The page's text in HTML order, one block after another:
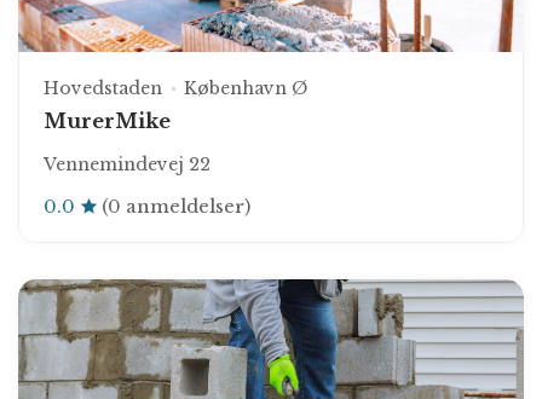
Hovedstaden København Ø
MurerMike
Vennemindevej 22
0.0 (0 anmeldelser)